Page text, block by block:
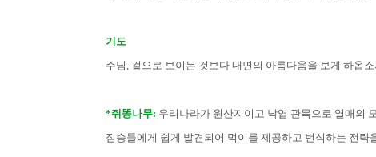
기도
주님 , 겉으로 보이는 것보다 내면의 아름다움을 보게 하옵소
*쥐똥나무: 우리나라가 원산지이고 낙엽 관목으로 열매의
짐승들에게 쉽게 발견되어 먹이를 제공하고 번식하는 전략